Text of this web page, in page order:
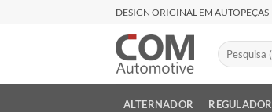
DESIGN ORIGINAL EM AUTOPEÇAS
Pesquisar
por:
ALTERNADOR REGULADOR